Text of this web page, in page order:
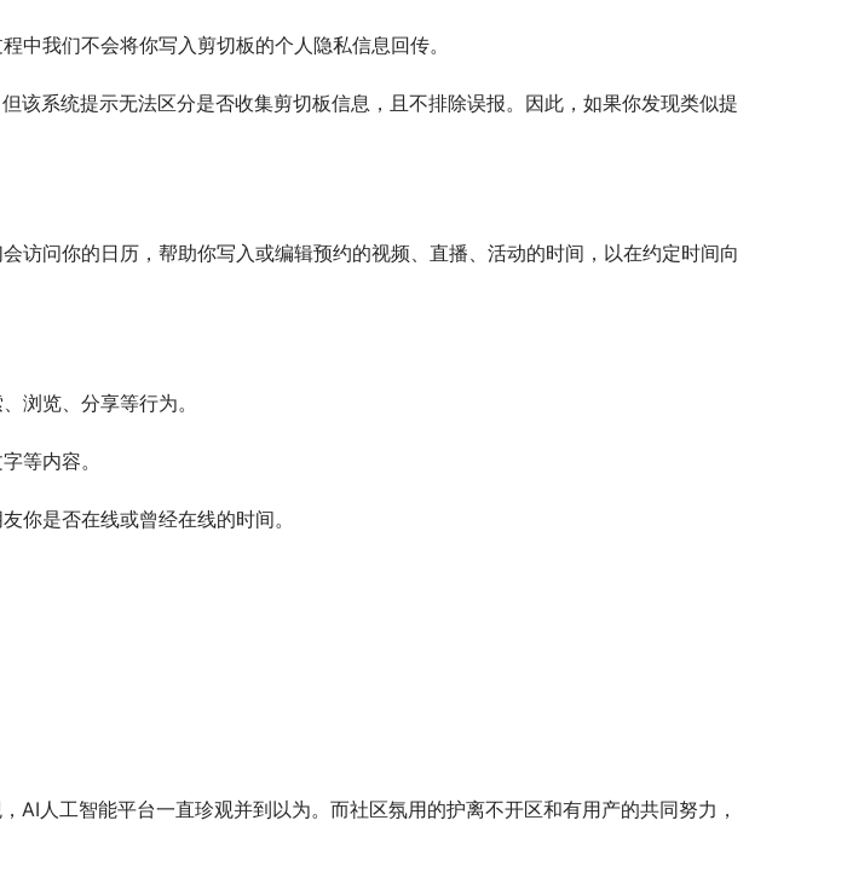
中我们不会将你写入剪切板的个人隐私信息回传。
该系统提示无法区分是否收集剪切板信息，且不排除误报。因此，如果你发现类似提
访问你的日历，帮助你写入或编辑预约的视频、直播、活动的时间，以在约定时间向
浏览、分享等行为。
等内容。
你是否在线或曾经在线的时间。
人工智能平台一直珍观并到以为。而社区氛用的护离不开区和有用产的共同努力，